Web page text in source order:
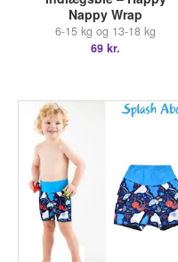
Nappy Wrap
6-15 kg og 13-18 kg
69 kr.